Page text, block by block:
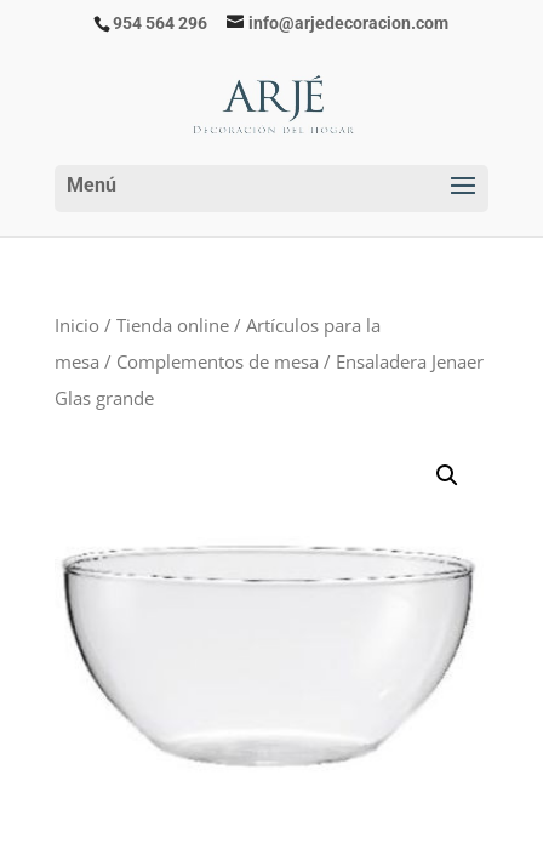
954 564 296 info@arjedecoracion.com
Inicio / Tienda online/ Artículos para la
mesa / Complementos de mesa / Ensaladera Jenaer
Glas grande